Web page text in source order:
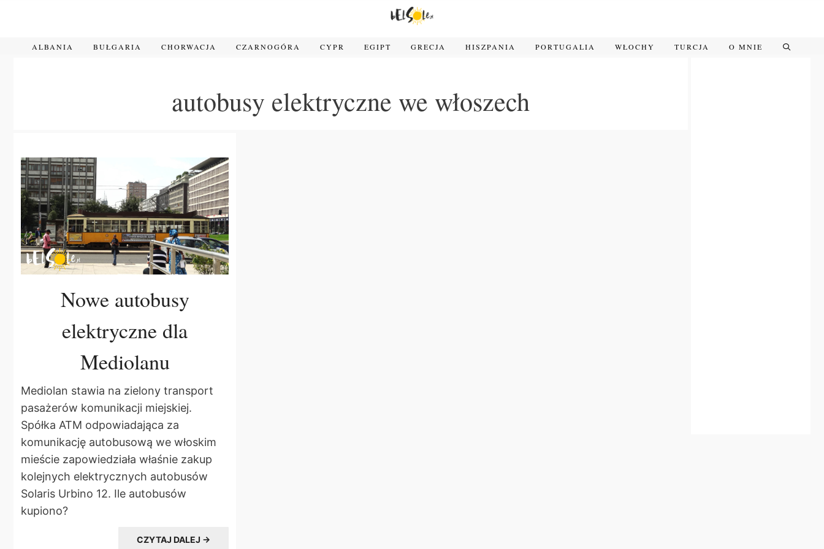
ALBANIA BUŁGARIA CHORWACJA CZARNOGÓRA CYPR EGIPT GRECJA HISZPANIA PORTUGALIA WŁOCHY TURCJA O MNIE
autobusy elektryczne we włoszech
Nowe autobusy
elektryczne dla
Mediolanu
Mediolan stawia na zielony transport
pasażerów komunikacji miejskiej.
Spółka ATM odpowiadająca za
komunikację autobusową we włoskim
mieście zapowiedziała właśnie zakup
kolejnych elektrycznych autobusów
Solaris Urbino 12. Ile autobusów
kupiono?
CZYTAJ DALEJ →